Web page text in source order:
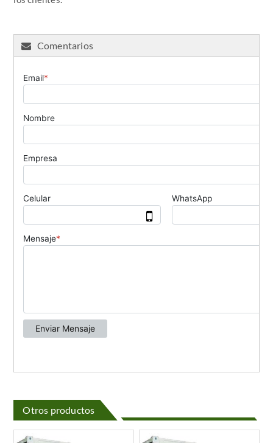
Comentarios
Otros productos